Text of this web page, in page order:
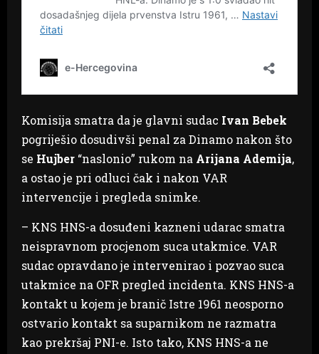
Komisija smatra da je glavni sudac Ivan Bebek
pogriješio dosudivši penal za Dinamo nakon što
se Hujber “naslonio” rukom na Arijana Ademija,
a ostao je pri odluci čak i nakon VAR
intervencije i pregleda snimke.
– KNS HNS-a dosuđeni kazneni udarac smatra
neispravnom procjenom suca utakmice. VAR
sudac opravdano je intervenirao i pozvao suca
utakmice na OFR pregled incidenta. KNS HNS-a
kontakt u kojem je branič Istre 1961 neosporno
ostvario kontakt sa suparnikom ne razmatra
kao prekršaj PNI-e. Isto tako, KNS HNS-a ne